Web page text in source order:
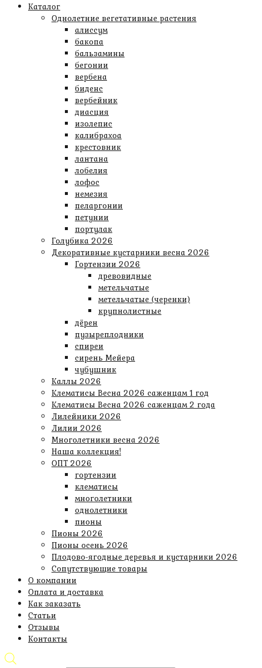
Каталог
Однолетние вегетативные растения
алиссум
бакопа
бальзамины
бегонии
вербена
биденс
вербейник
диасция
изолепис
калибрахоа
крестовник
лантана
лобелия
лофос
немезия
пеларгонии
петунии
портулак
Голубика 2026
Декоративные кустарники весна 2026
Гортензии 2026
древовидные
метельчатые
метельчатые (черенки)
крупнолистные
дёрен
пузыреплодники
спиреи
сирень Мейера
чубушник
Каллы 2026
Клематисы Весна 2026 саженцам 1 год
Клематисы Весна 2026 саженцам 2 года
Лилейники 2026
Лилии 2026
Многолетники весна 2026
Наша коллекция!
ОПТ 2026
гортензии
клематисы
многолетники
однолетники
пионы
Пионы 2026
Пионы осень 2026
Плодово-ягодные деревья и кустарники 2026
Сопутствующие товары
О компании
Оплата и доставка
Как заказать
Статьи
Отзывы
Контакты